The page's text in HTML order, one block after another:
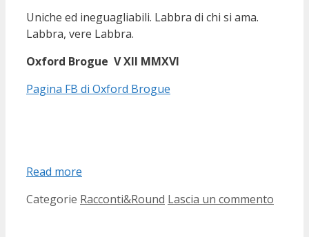
Uniche ed ineguagliabili. Labbra di chi si ama.
Labbra, vere Labbra.
Oxford Brogue V XII MMXVI
Pagina FB di Oxford Brogue
Read more
Categorie Racconti&Round Lascia un commento